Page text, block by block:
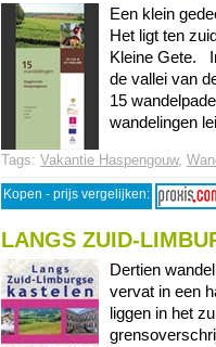
Een klein
Het ligt ten
Kleine Gete.
de vallei van
15
wandelingen
Tags: Vakantie Haspengouw,
Kopen - prijs vergelijken:
LANGS ZUID-
Dertien
vervat in een
liggen in het